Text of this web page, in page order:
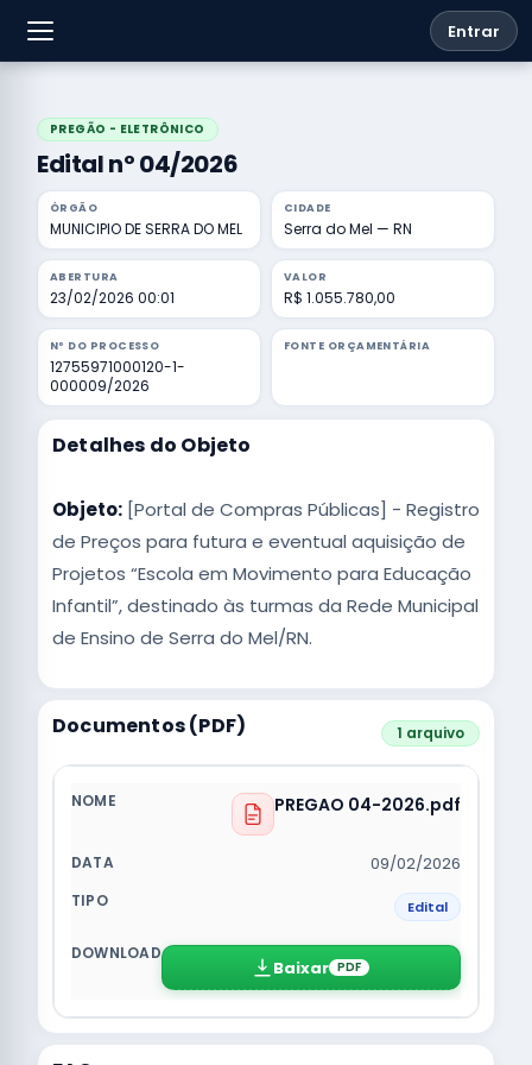
Entrar
PREGÃO - ELETRÔNICO
Edital nº 04/2026
ÓRGÃO
MUNICIPIO DE SERRA DO MEL
CIDADE
Serra do Mel — RN
ABERTURA
23/02/2026 00:01
VALOR
R$ 1.055.780,00
Nº DO PROCESSO
12755971000120-1-
000009/2026
FONTE ORÇAMENTÁRIA
Detalhes do Objeto
Objeto: [Portal de Compras Públicas] - Registro
de Preços para futura e eventual aquisição de
Projetos “Escola em Movimento para Educação
Infantil”, destinado às turmas da Rede Municipal
de Ensino de Serra do Mel/RN.
Documentos (PDF) 1 arquivo
PREGAO 04-2026.pdf
09/02/2026
Edital
Baixar PDF